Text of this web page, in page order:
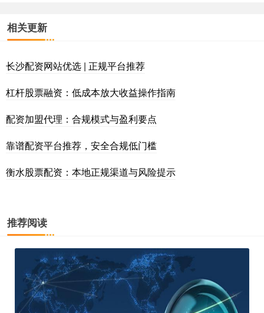
相关更新
长沙配资网站优选 | 正规平台推荐
杠杆股票融资：低成本放大收益操作指南
配资加盟代理：合规模式与盈利要点
靠谱配资平台推荐，安全合规低门槛
衡水股票配资：本地正规渠道与风险提示
推荐阅读